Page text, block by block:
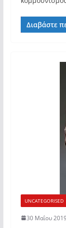
Διαβάστε
UNCATEGORISED
30 Μαΐου